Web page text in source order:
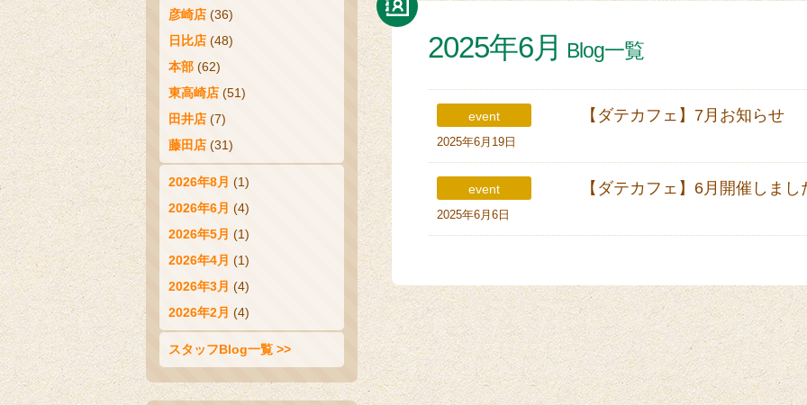
2025年6月 Blog一覧
event
2025年6月19日
【ダテカフェ】7月お知らせ
event
2025年6月6日
【ダテカフェ】6月開催しまし
彦崎店 (36)
日比店 (48)
本部 (62)
東高崎店 (51)
田井店 (7)
藤田店 (31)
2026年8月 (1)
2026年6月 (4)
2026年5月 (1)
2026年4月 (1)
2026年3月 (4)
2026年2月 (4)
スタッフBlog一覧 >>